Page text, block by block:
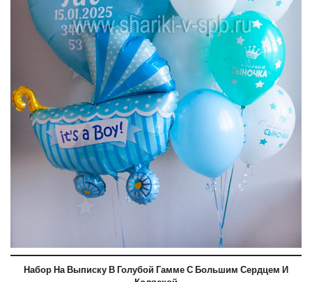
Набор На Выписку В Голубой Гамме С Большим Сердцем И